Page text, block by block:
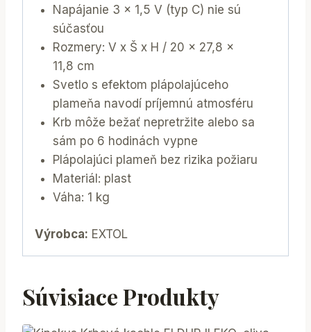
Napájanie 3 x 1,5 V (typ C) nie sú
súčasťou
Rozmery: V x Š x H / 20 x 27,8 x
11,8 cm
Svetlo s efektom plápolajúceho
plameňa navodí príjemnú atmosféru
Krb môže bežať nepretržite alebo sa
sám po 6 hodinách vypne
Plápolajúci plameň bez rizika požiaru
Materiál: plast
Váha: 1 kg
Výrobca: EXTOL
Súvisiace Produkty